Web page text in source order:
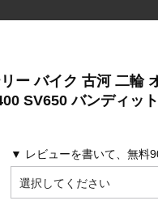
ー バイク 古河 二輪
SV650 バンディッ
▼ レビューを書いて、無料